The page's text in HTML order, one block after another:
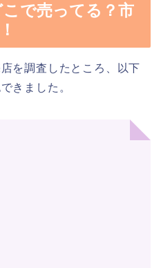
で売ってる？市
を調査したところ、以下
きました。